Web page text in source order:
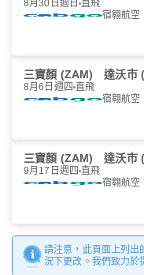
8月30日週日 直飛
宿翱航空
三寶顏 (ZAM) 達沃市
8月6日週四 直飛
宿翱航空
三寶顏 (ZAM) 達沃市
9月17日週四 直飛
宿翱航空
請注意，此頁面上列出
況下更改。我們致力於